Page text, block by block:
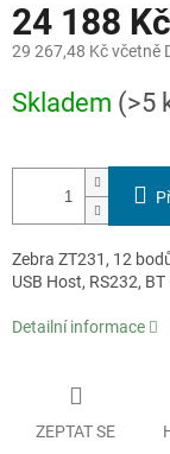
24 188 Kč
29 267,48 Kč včetně
cena:
Skladem (>5
Zebra ZT231, 12
USB Host, RS232,
Detailní informace
ZEPTAT SE